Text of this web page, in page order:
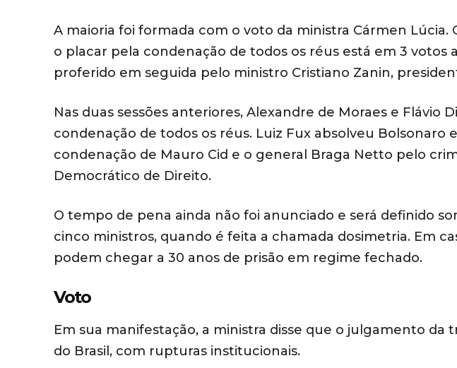
A maioria foi formada com o voto da ministra Cármen
o placar pela condenação de todos os réus está em 3 votos
proferido em seguida pelo ministro Cristiano Zanin,
Nas duas sessões anteriores, Alexandre de Moraes e Flávio
condenação de todos os réus. Luiz Fux absolveu Bolsonaro
condenação de Mauro Cid e o general Braga Netto pelo
Democrático de Direito.
O tempo de pena ainda não foi anunciado e será definido
cinco ministros, quando é feita a chamada dosimetria. Em
podem chegar a 30 anos de prisão em regime fechado.
Voto
Em sua manifestação, a ministra disse que o julgamento da
do Brasil, com rupturas institucionais.